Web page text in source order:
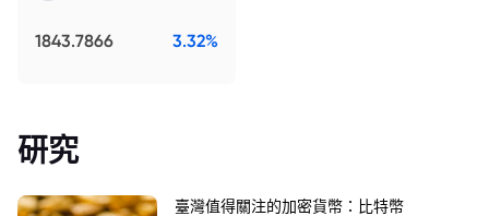
1843.7866 3.32%
研究
臺灣值得關注的加密貨幣：比特幣